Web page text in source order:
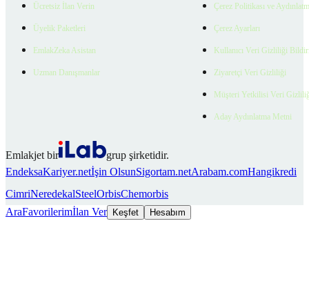
Ücretsiz İlan Verin
Üyelik Paketleri
EmlakZeka Asistan
Uzman Danışmanlar
Çerez Politikası ve
Çerez Ayarları
Kullanıcı Veri Gizliliği
Ziyaretçi Veri Gizliliği
Müşteri Yetkilisi Veri
Aday Aydınlatma Metni
Emlakjet bir
grup şirketidir.
EndeksaKariyer.netİşin OlsunSigortam.netArabam.comHangikredi
CimriNeredekalSteelOrbisChemorbis
AraFavorilerimİlan Ver Keşfet Hesabım